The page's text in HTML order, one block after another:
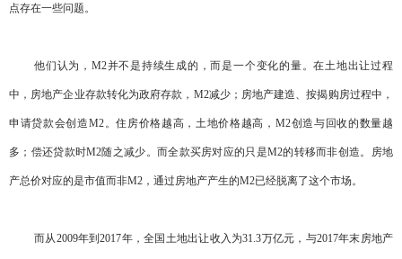
点存在一些问题。
他们认为，M2并不是持续生成的，而是一个变化的量。在土地出让过程
中，房地产企业存款转化为政府存款，M2减少；房地产建造、按揭购房过程中，
申请贷款会创造M2。住房价格越高，土地价格越高，M2创造与回收的数量越
多；偿还贷款时M2随之减少。而全款买房对应的只是M2的转移而非创造。房地
产总价对应的是市值而非M2，通过房地产产生的M2已经脱离了这个市场。
而从2009年到2017年，全国土地出让收入为31.3万亿元，与2017年末房地产